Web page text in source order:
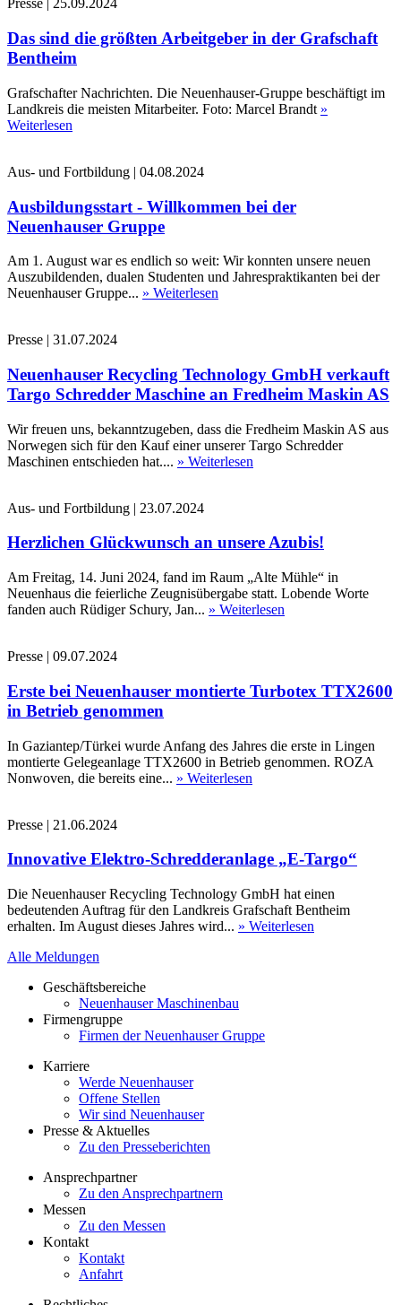
Presse | 25.09.2024
Das sind die größten Arbeitgeber in der Grafschaft
Bentheim
Grafschafter Nachrichten. Die Neuenhauser-Gruppe beschäftigt im
Landkreis die meisten Mitarbeiter. Foto: Marcel Brandt »
Weiterlesen
Aus- und Fortbildung | 04.08.2024
Ausbildungsstart - Willkommen bei der
Neuenhauser Gruppe
Am 1. August war es endlich so weit: Wir konnten unsere neuen
Auszubildenden, dualen Studenten und Jahrespraktikanten bei der
Neuenhauser Gruppe... » Weiterlesen
Presse | 31.07.2024
Neuenhauser Recycling Technology GmbH verkauft
Targo Schredder Maschine an Fredheim Maskin AS
Wir freuen uns, bekanntzugeben, dass die Fredheim Maskin AS aus
Norwegen sich für den Kauf einer unserer Targo Schredder
Maschinen entschieden hat.... » Weiterlesen
Aus- und Fortbildung | 23.07.2024
Herzlichen Glückwunsch an unsere Azubis!
Am Freitag, 14. Juni 2024, fand im Raum „Alte Mühle“ in
Neuenhaus die feierliche Zeugnisübergabe statt. Lobende Worte
fanden auch Rüdiger Schury, Jan... » Weiterlesen
Presse | 09.07.2024
Erste bei Neuenhauser montierte Turbotex TTX2600
in Betrieb genommen
In Gaziantep/Türkei wurde Anfang des Jahres die erste in Lingen
montierte Gelegeanlage TTX2600 in Betrieb genommen. ROZA
Nonwoven, die bereits eine... » Weiterlesen
Presse | 21.06.2024
Innovative Elektro-Schredderanlage „E-Targo“
Die Neuenhauser Recycling Technology GmbH hat einen
bedeutenden Auftrag für den Landkreis Grafschaft Bentheim
erhalten. Im August dieses Jahres wird... » Weiterlesen
Alle Meldungen
Geschäftsbereiche
Neuenhauser Maschinenbau
Firmengruppe
Firmen der Neuenhauser Gruppe
Karriere
Werde Neuenhauser
Offene Stellen
Wir sind Neuenhauser
Presse & Aktuelles
Zu den Presseberichten
Ansprechpartner
Zu den Ansprechpartnern
Messen
Zu den Messen
Kontakt
Kontakt
Anfahrt